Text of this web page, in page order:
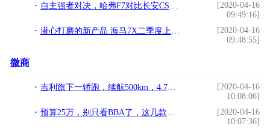
自主强者对决，哈弗F7对比长安CS75 PLUS
[2020-04-16
09:49:16]
潜心打磨的新产品 海马7X二季度上市 预计售价12-18万元
[2020-04-16
09:48:55]
微商
吉利旗下一轿跑，续航500km，4.7秒破百，或成Model 3最强对手
[2020-04-16
10:08:06]
预算25万，别只看BBA了，这几款豪华SUV才是真的香！
[2020-04-16
10:07:36]